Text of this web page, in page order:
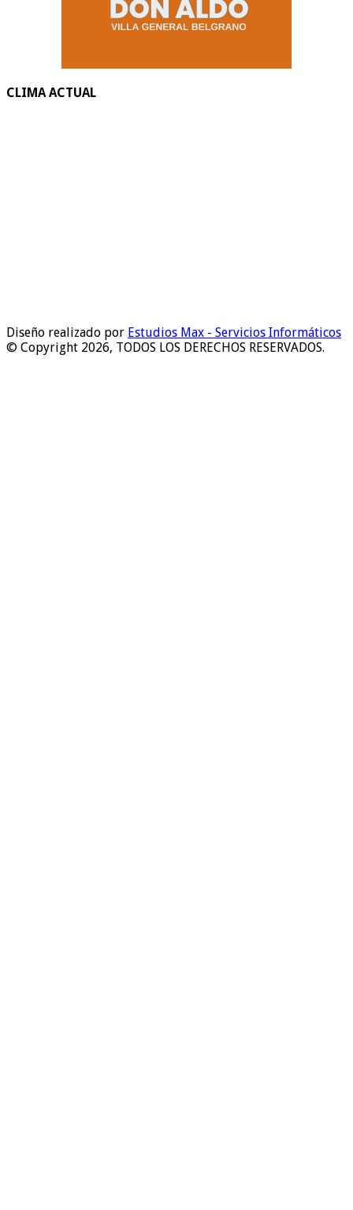
CLIMA ACTUAL
Diseño realizado por Estudios Max - Servicios Informáticos
© Copyright 2026, TODOS LOS DERECHOS RESERVADOS.